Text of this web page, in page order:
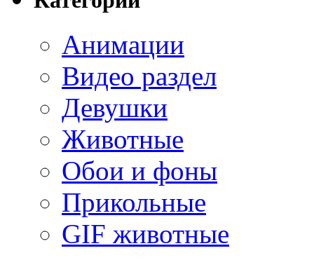
Анимации
Видео раздел
Девушки
Животные
Обои и фоны
Прикольные
GIF животные